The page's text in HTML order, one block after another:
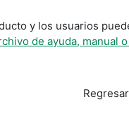
y los usuarios
de ayuda, manual